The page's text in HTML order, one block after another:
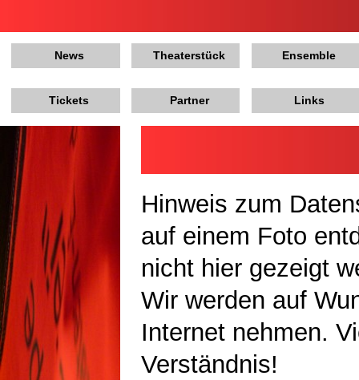
News Theaterstück Ensemble
Tickets Partner Links
Hinweis zum
auf einem Foto
nicht hier gezeigt
Wir werden auf
Internet nehmen.
Verständnis!